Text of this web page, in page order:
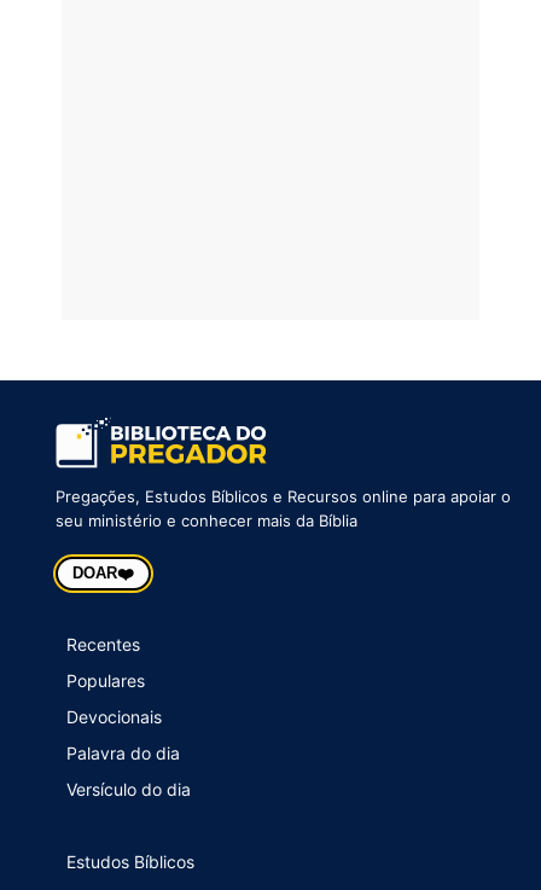
Pregações, Estudos Bíblicos e Recursos online para apoiar o
seu ministério e conhecer mais da Bíblia
DOAR❤️
Recentes
Populares
Devocionais
Palavra do dia
Versículo do dia
Estudos Bíblicos